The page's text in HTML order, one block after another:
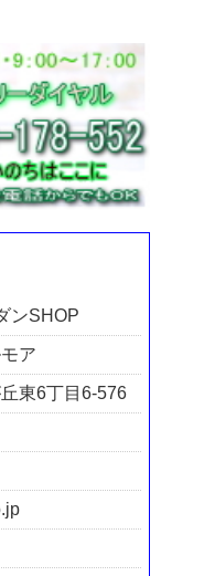
ンSHOP
ア
東6丁目6-576